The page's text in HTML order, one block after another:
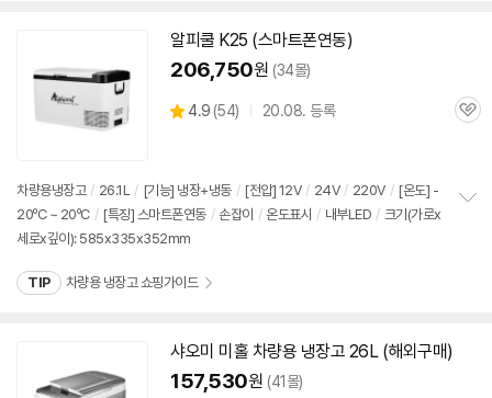
알피쿨 K25 (스마트폰연동)
206,750원 (34몰)
별
4.9 (상
뷰
54) 20.08. 등록
관
차량용냉장고 / 26.1L / [기능] 냉장+냉동 / [전압] 12V / 24V / 220V / [온도] -
20ºC ~ 20ºC / [특징] 스마트폰연동 / 손잡이 / 온도표시 / 내부LED / 크기(가로x
세로x깊이): 585x335x352mm
TIP 차량용 냉장고 쇼핑가이드
샤오미 미홀 차량용 냉장고 26L (해외구매)
157,530원 (41몰)